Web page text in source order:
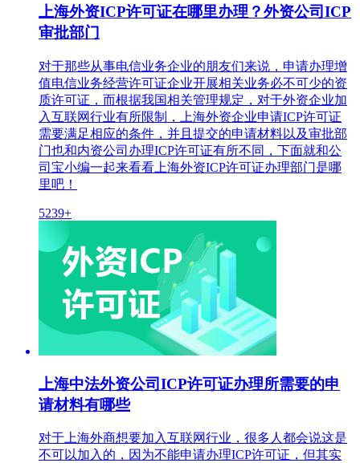
上海外资ICP许可证在哪里办理？外资公司ICP
审批部门
对于那些从事电信业务企业的朋友们来说，申请办理增
值电信业务经营许可证企业开展相关业务必不可少的资
质许可证，而根据我国相关管理规定，对于外资企业加
入互联网行业有所限制，上海外资企业申请ICP许可证
需要满足相应的条件，并且提交的申请材料以及审批部
门也和内资公司办理ICP许可证有所不同，下面就和公
司宝小编一起来看看上海外资ICP许可证办理部门是哪
里吧！
5239+
上海中法外资公司ICP许可证办理所需要的申
请材料有哪些
对于上海外商想要加入互联网行业，很多人都会说这是
不可以加入的，因为不能申请办理ICP许可证，但其实